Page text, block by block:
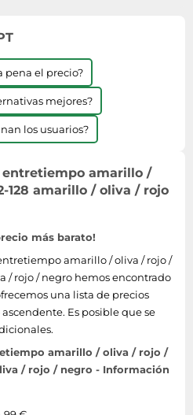
ducha
pena el precio?
mejores?
los usuarios?
amarillo /
128 amarillo / oliva / rojo
más barato!
amarillo / oliva / rojo /
/ rojo / negro hemos encontrado
una lista de precios
Es posible que se
amarillo / oliva / rojo /
/ rojo / negro - Información